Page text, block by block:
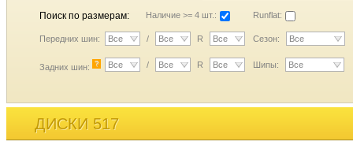
Поиск по размерам: Наличие >= 4 шт.: Runflat:
Передних шин: Все / Все R Все Сезон: Все
Задних шин: ? Все / Все R Все Шипы: Все
ДИСКИ 517